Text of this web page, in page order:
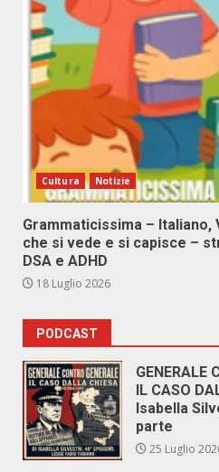
Cultura Notizie
Grammaticissima – Italiano,
che si vede e si capisce –
DSA e ADHD
18 Luglio 2026
PODCAST
GENERALE
IL CASO
Isabella
parte
25 Luglio